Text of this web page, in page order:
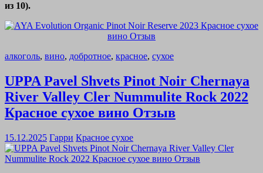
из 10).
алкоголь, вино, добротное, красное, сухое
UPPA Pavel Shvets Pinot Noir Chernaya
River Valley Cler Nummulite Rock 2022
Красное сухое вино Отзыв
15.12.2025 Гарри Красное сухое